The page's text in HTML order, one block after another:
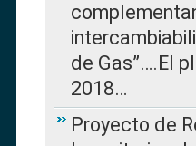
de Gas”….El
2018…
Proyecto de